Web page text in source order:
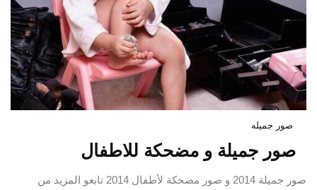
صور جميله
صور جميلة و مضحكة للاطفال
صور جميلة 2014 و صور مضحكة لأطفال 2014 تابعو المزيد من